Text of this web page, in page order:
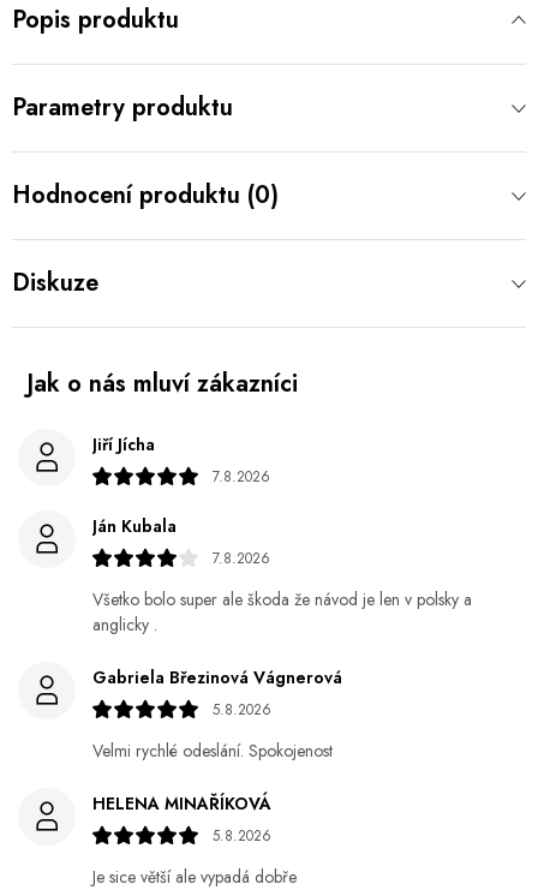
Popis produktu
Parametry produktu
Hodnocení produktu (0)
Diskuze
Jiří Jícha
7.8.2026
Ján Kubala
7.8.2026
Všetko bolo super ale škoda že návod je len v polsky a
anglicky .
Gabriela Březinová Vágnerová
5.8.2026
Velmi rychlé odeslání. Spokojenost
HELENA MINAŘÍKOVÁ
5.8.2026
Je sice větší ale vypadá dobře